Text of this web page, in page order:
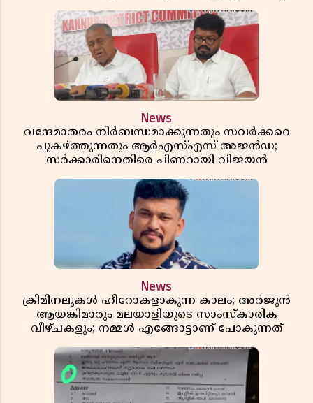
News
വന്ദേമാതരം നിർബന്ധമാക്കുന്നതും സവർക്കറെ
പുകഴ്ത്തുന്നതും ആർഎസ്എസ് അജൻഡ;
സർക്കാരിനെതിരെ പിണറായി വിജയൻ
News
ക്രിമിനലുകൾ ഹീറോകളാകുന്ന കാലം; അർജുൻ
ആയങ്കിമാരും മലയാളിയുടെ സാംസ്കാരിക
വീഴ്ചകളും; നമ്മൾ എങ്ങോട്ടാണ് പോകുന്നത്